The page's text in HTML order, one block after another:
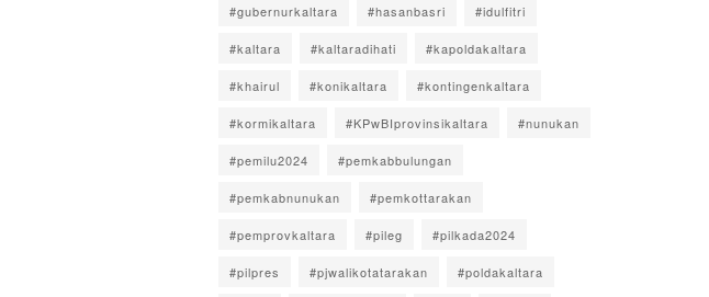
#gubernurkaltara #hasanbasri #idulfitri
#kaltara #kaltaradihati #kapoldakaltara
#khairul #konikaltara #kontingenkaltara
#kormikaltara #KPwBIprovinsikaltara #nunukan
#pemilu2024 #pemkabbulungan
#pemkabnunukan #pemkottarakan
#pemprovkaltara #pileg #pilkada2024
#pilpres #pjwalikotatarakan #poldakaltara